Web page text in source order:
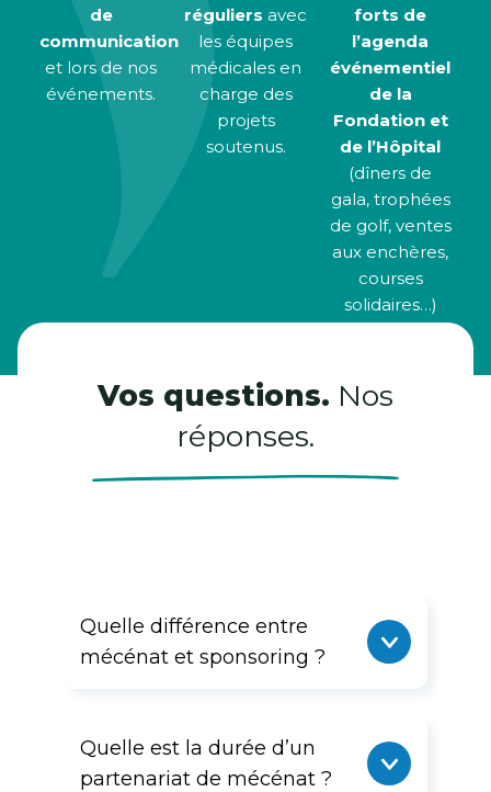
de
communication
et lors de nos
événements.
réguliers avec
les équipes
médicales en
charge des
projets
soutenus.
forts de
l’agenda
événementiel
de la
Fondation et
de l’Hôpital
(dîners de
gala, trophées
de golf, ventes
aux enchères,
courses
solidaires…)
Vos questions. Nos
réponses.
Quelle différence entre
mécénat et sponsoring ?
Quelle est la durée d’un
partenariat de mécénat ?